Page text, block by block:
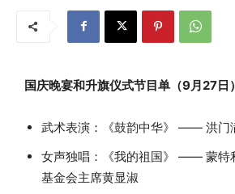
国庆晚宴和升旗仪式节目单（9月27日）
武术表演：《鼓韵中华》 —— 洪门
女声独唱：《我的祖国》 —— 蒙特
基金会主席黄显淑